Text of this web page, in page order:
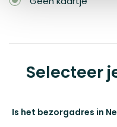
Selecteer
Is het bezorgadres in